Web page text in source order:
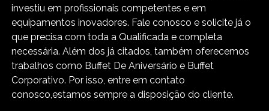
investiu em profissionais competentes e em
equipamentos inovadores. Fale conosco e solicite já o
que precisa com toda a Qualificada e completa
necessária. Além dos já citados, também oferecemos
trabalhos como Buffet De Aniversário e Buffet
Corporativo. Por isso, entre em contato
conosco,estamos sempre a disposição do cliente.